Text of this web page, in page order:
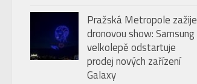
Pražská Metropole zažije
dronovou show: Samsung
velkolepě odstartuje
prodej nových zařízení
Galaxy